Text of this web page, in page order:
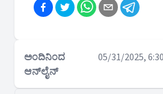
ಅಂದಿನಿಂದ
ಆನ್‌ಲೈನ್
05/31/2025,